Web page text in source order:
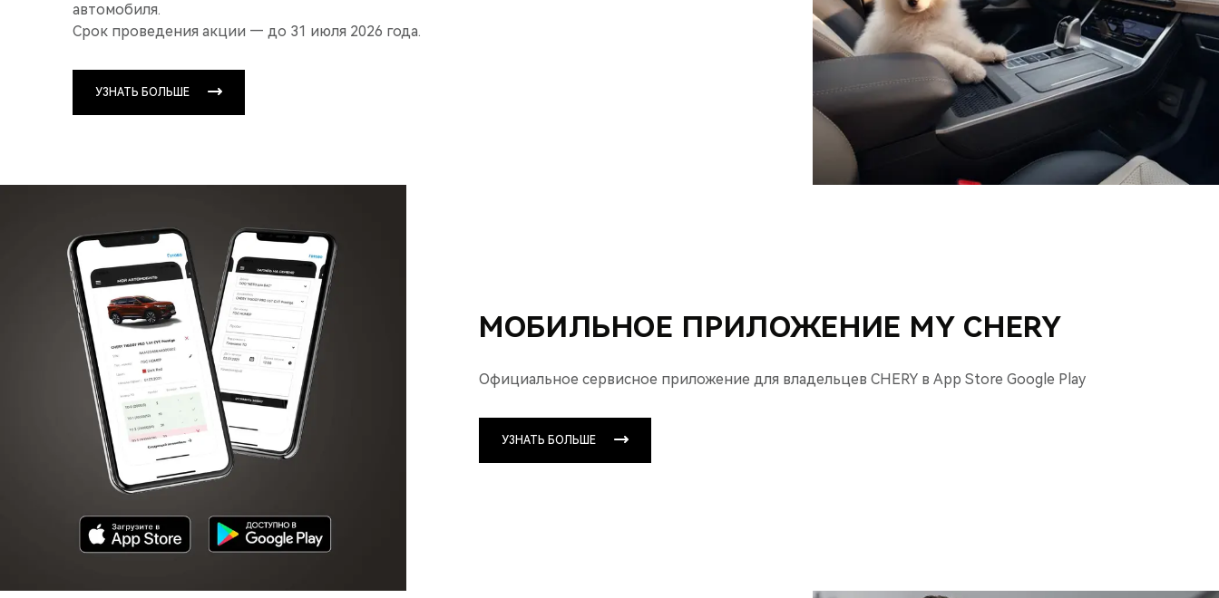
автомобиля.
Срок проведения акции — до 31 июля 2026 года.
УЗНАТЬ БОЛЬШЕ
МОБИЛЬНОЕ ПРИЛОЖЕНИЕ MY CHERY
Официальное сервисное приложение для владельцев CHERY в App Store Google Play
УЗНАТЬ БОЛЬШЕ